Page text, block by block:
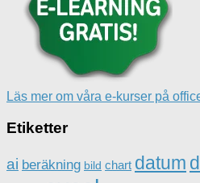
Läs mer om våra e-kurser på
Etiketter
ai beräkning bild chart datum